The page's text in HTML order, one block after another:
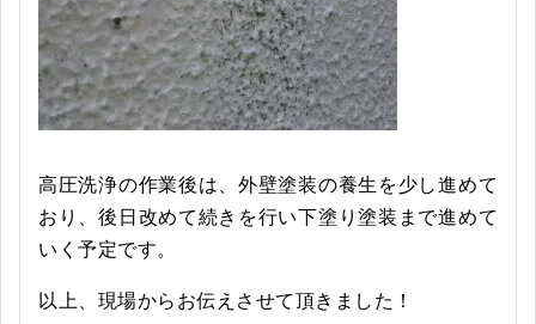
高圧洗浄の作業後は、外壁塗装の養生を少し進めて
おり、後日改めて続きを行い下塗り塗装まで進めて
いく予定です。
以上、現場からお伝えさせて頂きました！